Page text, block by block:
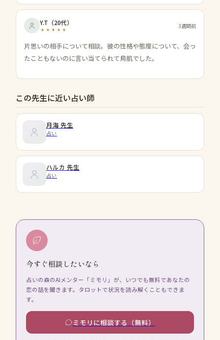
Y.T （20代） 3週間前
片思いの相手について相談。彼の性格や態度について、会っ
たこともないのに言い当てられて鳥肌でした。
この先生に近い占い師
月海 先生
占い
ハルカ 先生
占い
今すぐ相談したいなら
占いの森のAIメンター「ミモリ」が、いつでも無料であなたの
恋の話を聞きます。タロットで状況を読み解くこともできま
す。
ミモリに相談する（無料）